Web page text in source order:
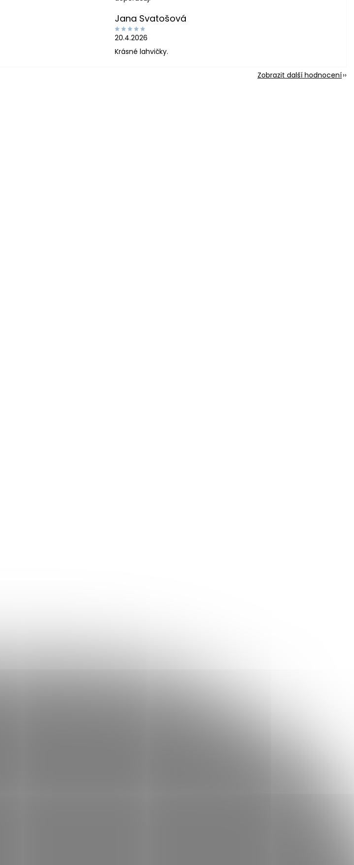
Jana Svatošová
20.4.2026
Krásné lahvičky.
Zobrazit další hodnocení